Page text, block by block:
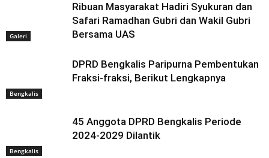
Galeri
Ribuan Masyarakat Hadiri Syukuran dan
Safari Ramadhan Gubri dan Wakil Gubri
Bersama UAS
Bengkalis
DPRD Bengkalis Paripurna Pembentukan
Fraksi-fraksi, Berikut Lengkapnya
Bengkalis
45 Anggota DPRD Bengkalis Periode
2024-2029 Dilantik